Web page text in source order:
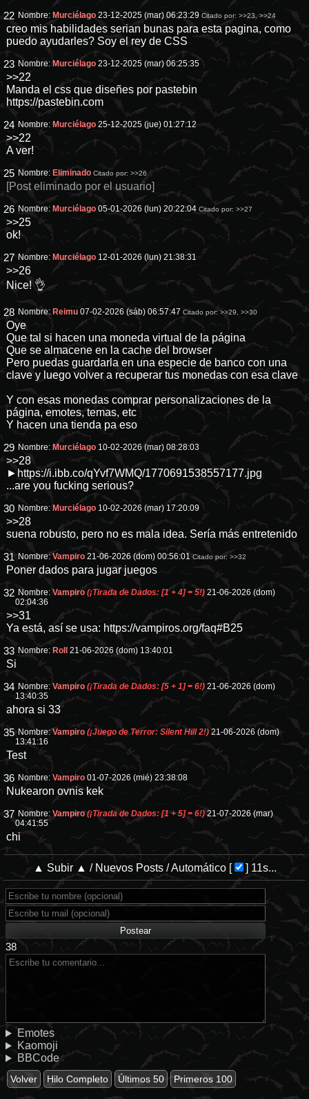
22 Nombre: Murciélago 23-12-2025 (mar) 06:23:29 Citado por:>>23,>>24
creo mis habilidades serian bunas para esta pagina, como
puedo ayudarles? Soy el rey de CSS
23 Nombre: Murciélago 23-12-2025 (mar) 06:25:35
>>22
Manda el css que diseñes por pastebin
https://pastebin.com
24 Nombre: Murciélago 25-12-2025 (jue) 01:27:12
>>22
A ver!
25 Nombre: Eliminado Citado por:>>26
[Post eliminado por el usuario]
26 Nombre: Murciélago 05-01-2026 (lun) 20:22:04 Citado por:>>27
>>25
ok!
27 Nombre: Murciélago 12-01-2026 (lun) 21:38:31
>>26
Nice! 👌
28 Nombre: Reimu 07-02-2026 (sáb) 06:57:47 Citado por:>>29,>>30
Oye
Que tal si hacen una moneda virtual de la página
Que se almacene en la cache del browser
Pero puedas guardarla en una especie de banco con una
clave y luego volver a recuperar tus monedas con esa clave
Y con esas monedas comprar personalizaciones de la
página, emotes, temas, etc
Y hacen una tienda pa eso
29 Nombre: Murciélago 10-02-2026 (mar) 08:28:03
>>28
►https://i.ibb.co/qYvf7WMQ/1770691538557177.jpg
...are you fucking serious?
30 Nombre: Murciélago 10-02-2026 (mar) 17:20:09
>>28
suena robusto, pero no es mala idea. Sería más entretenido
31 Nombre:Vampiro 21-06-2026 (dom) 00:56:01 Citado por:>>32
Poner dados para jugar juegos
32 Nombre:Vampiro(¡Tirada de Dados: [1 + 4] = 5!) 21-06-2026 (dom)
02:04:36
>>31
Ya está, así se usa: https://vampiros.org/faq#B25
33 Nombre: Roll 21-06-2026 (dom) 13:40:01
Si
34 Nombre:Vampiro(¡Tirada de Dados: [5 + 1] = 6!) 21-06-2026 (dom)
13:40:35
ahora si 33
35 Nombre:Vampiro(¡Juego de Terror: Silent Hill 2!) 21-06-2026 (dom)
13:41:16
Test
36 Nombre:Vampiro 01-07-2026 (mié) 23:38:08
Nukearon ovnis kek
37 Nombre:Vampiro(¡Tirada de Dados: [1 + 5] = 6!) 21-07-2026 (mar)
04:41:55
chi
▲ Subir ▲ / Nuevos Posts/Automático[ ] 10s...
38
Emotes
Kaomoji
BBCode
Volver Hilo Completo Últimos 50 Primeros 100